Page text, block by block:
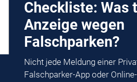
Checkliste: Was
Anzeige wegen
Falschparken?
Nicht jede Meldung einer
Falschparker-App oder